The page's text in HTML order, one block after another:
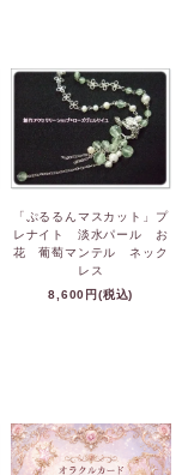
「ぷるるんマスカット」プ
レナイト 淡水パール お
花 葡萄マンテル ネック
レス
8,600円(税込)